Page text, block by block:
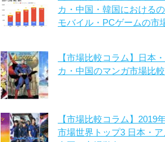
カ・中国・韓国におけるの
モバイル・PCゲームの市
【市場比較コラム】日本
カ・中国のマンガ市場比較
【市場比較コラム】2019
市場世界トップ3 日本・ア